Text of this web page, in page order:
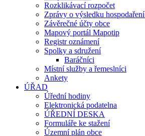
Rozklikávací rozpočet
Zprávy o výsledku
Závěrečné účty obce
Mapový portál Mapotip
Registr oznámení
Spolky a sdružení
Baráčníci
Místní služby a řemeslníci
Ankety
ÚŘAD
Úřední hodiny
Elektronická podatelna
ÚŘEDNÍ DESKA
Formuláře ke stažení
Územní plán obce